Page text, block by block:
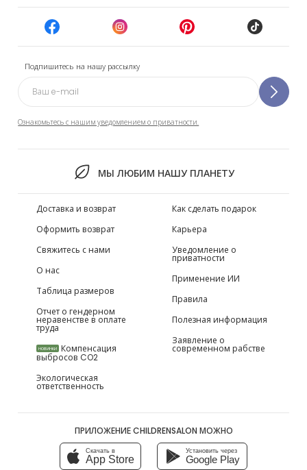
Подпишитесь на нашу рассылку
Ознакомьтесь с нашим уведомлением о приватности.
МЫ ЛЮБИМ НАШУ ПЛАНЕТУ
Доставка и возврат
Оформить возврат
Свяжитесь с нами
О нас
Таблица размеров
Отчет о гендерном
неравенстве в оплате
труда
НОВИНКИ Компенсация
выбросов CO2
Экологическая
ответственность
Как сделать подарок
Карьера
Уведомление о
приватности
Применение ИИ
Правила
Полезная информация
Заявление о
современном рабстве
ПРИЛОЖЕНИЕ CHILDRENSALON МОЖНО
Скачать в
App Store
Установить через
Google Play